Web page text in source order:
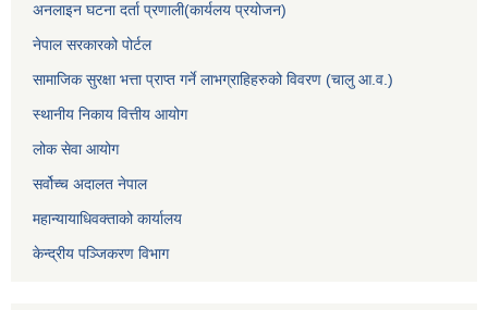
अनलाइन घटना दर्ता प्रणाली(कार्यलय प्रयोजन)
नेपाल सरकारको पोर्टल
सामाजिक सुरक्षा भत्ता प्राप्त गर्ने लाभग्राहिहरुको विवरण (चालु आ.व.)
स्थानीय निकाय वित्तीय आयोग
लोक सेवा आयोग
सर्वोच्च अदालत नेपाल
महान्यायाधिवक्ताको कार्यालय
केन्द्रीय पञ्जिकरण विभाग